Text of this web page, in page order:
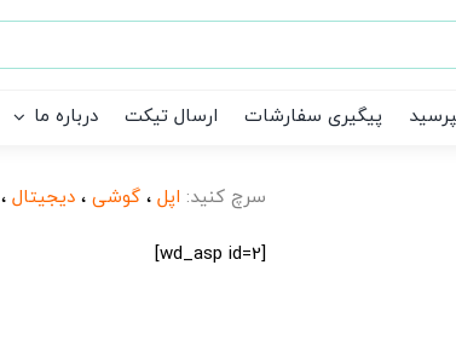
پیگیری سفارشات ارسال تیکت درباره ما
سرچ کنید: اپل، گوشی، دیجیتال،
[wd_asp id=2]